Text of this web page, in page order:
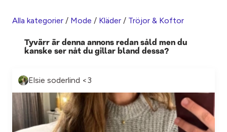
Alla kategorier / Mode / Kläder / Tröjor & Koftor
Tyvärr är denna annons redan såld men du
kanske ser nåt du gillar bland dessa?
Elsie soderlind <3